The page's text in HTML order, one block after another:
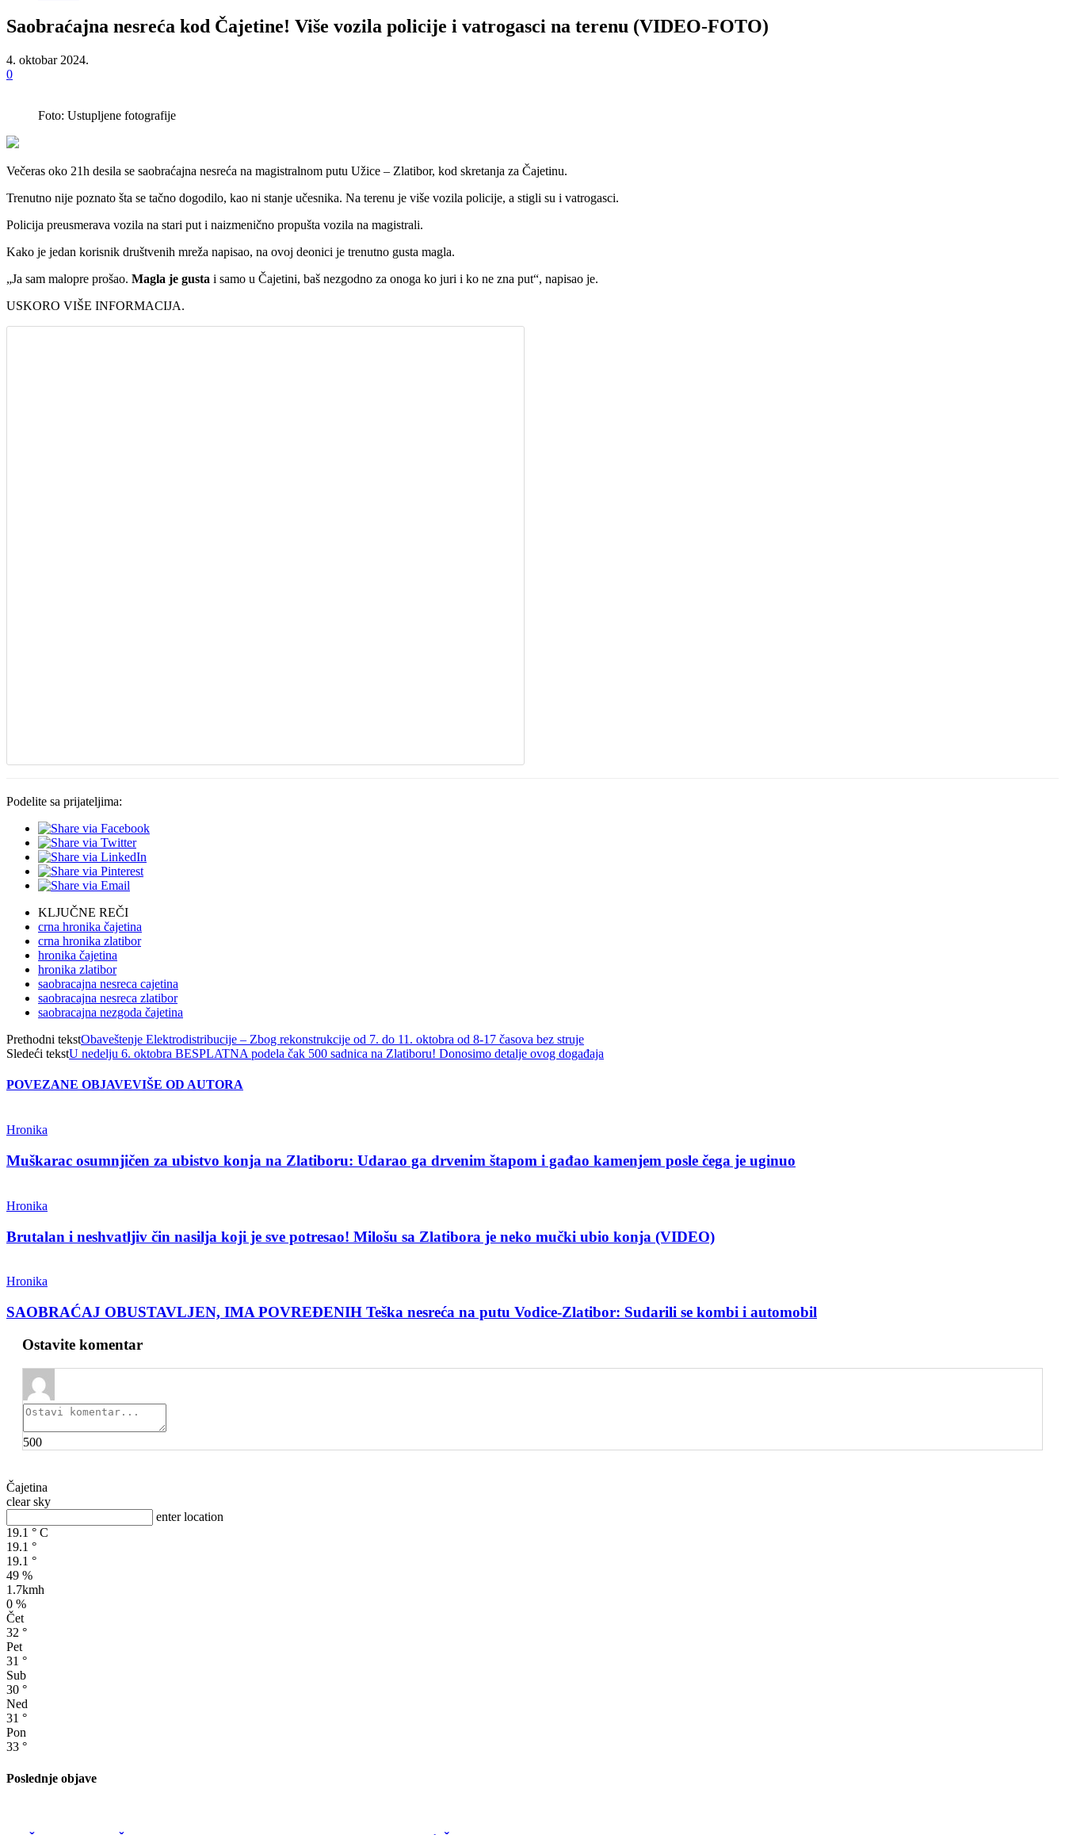
Saobraćajna nesreća kod Čajetine! Više vozila policije i vatrogasci na terenu (VIDEO-FOTO)
4. oktobar 2024.
0
Foto: Ustupljene fotografije
Večeras oko 21h desila se saobraćajna nesreća na magistralnom putu Užice – Zlatibor, kod skretanja za Čajetinu.
Trenutno nije poznato šta se tačno dogodilo, kao ni stanje učesnika. Na terenu je više vozila policije, a stigli su i vatrogasci.
Policija preusmerava vozila na stari put i naizmenično propušta vozila na magistrali.
Kako je jedan korisnik društvenih mreža napisao, na ovoj deonici je trenutno gusta magla.
„Ja sam malopre prošao. Magla je gusta i samo u Čajetini, baš nezgodno za onoga ko juri i ko ne zna put“, napisao je.
USKORO VIŠE INFORMACIJA.
Podelite sa prijateljima:
KLJUČNE REČI
crna hronika čajetina
crna hronika zlatibor
hronika čajetina
hronika zlatibor
saobracajna nesreca cajetina
saobracajna nesreca zlatibor
saobracajna nezgoda čajetina
Prethodni tekstObaveštenje Elektrodistribucije – Zbog rekonstrukcije od 7. do 11. oktobra od 8-17 časova bez struje
Sledeći tekstU nedelju 6. oktobra BESPLATNA podela čak 500 sadnica na Zlatiboru! Donosimo detalje ovog događaja
POVEZANE OBJAVEVIŠE OD AUTORA
Hronika
Muškarac osumnjičen za ubistvo konja na Zlatiboru: Udarao ga drvenim štapom i gađao kamenjem posle čega je uginuo
Hronika
Brutalan i neshvatljiv čin nasilja koji je sve potresao! Milošu sa Zlatibora je neko mučki ubio konja (VIDEO)
Hronika
SAOBRAĆAJ OBUSTAVLJEN, IMA POVREĐENIH Teška nesreća na putu Vodice-Zlatibor: Sudarili se kombi i automobil
Ostavite komentar
500
Čajetina
clear sky
enter location
19.1 ° C
19.1 °
19.1 °
49 %
1.7kmh
0 %
Čet
32 °
Pet
31 °
Sub
30 °
Ned
31 °
Pon
33 °
Poslednje objave